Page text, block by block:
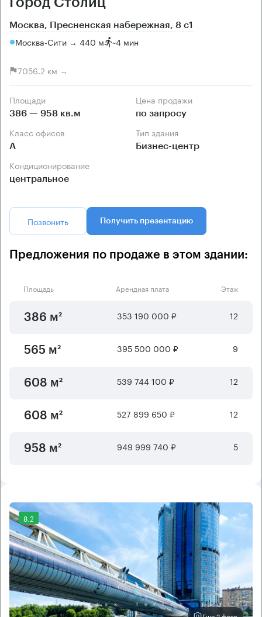
Москва, Пресненская набережная, 8 с1
Москва-Сити → 440 м ~4 мин
7056.2 км →
Площади
386 — 958 кв.м
Цена продажи
по запросу
Класс офисов
А
Тип здания
Бизнес-центр
Кондиционирование
центральное
Позвонить Получить презентацию
Предложения по продаже в этом здании:
Площадь Арендная плата Этаж
386 м² 353 190 000 ₽ 12
565 м² 395 500 000 ₽ 9
608 м² 539 744 100 ₽ 12
608 м² 527 899 650 ₽ 12
958 м² 949 999 740 ₽ 5
8.2